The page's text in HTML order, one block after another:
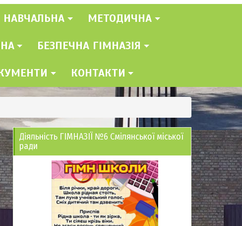
НАВЧАЛЬНА МЕТОДИЧНА
БЕЗПЕЧНА ГІМНАЗІЯ
КОНТАКТИ
Діяльність ГІМНАЗІЇ №6 Смілянської міської
ради